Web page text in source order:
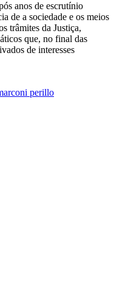
anos de escrutínio
de a sociedade e os meios
trâmites da Justiça,
que, no final das
de interesses
perillo